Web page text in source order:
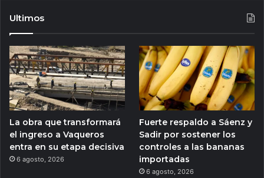
Ultimos
La obra que transformará
el ingreso a Vaqueros
entra en su etapa decisiva
6 agosto, 2026
Fuerte respaldo a Sáenz y
Sadir por sostener los
controles a las bananas
importadas
6 agosto, 2026